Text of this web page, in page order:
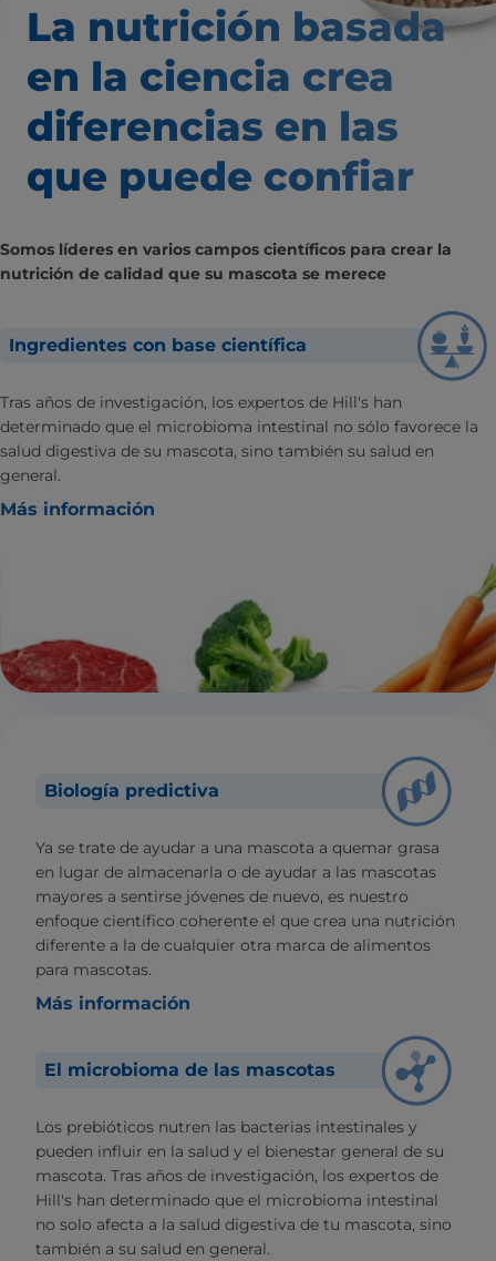
La nutrición basada
en la ciencia crea
diferencias en las
que puede confiar
Somos líderes en varios campos científicos para crear la
nutrición de calidad que su mascota se merece
Ingredientes con base científica
Tras años de investigación, los expertos de Hill's han
determinado que el microbioma intestinal no sólo favorece la
salud digestiva de su mascota, sino también su salud en
general.
Más información
Biología predictiva
Ya se trate de ayudar a una mascota a quemar grasa
en lugar de almacenarla o de ayudar a las mascotas
mayores a sentirse jóvenes de nuevo, es nuestro
enfoque científico coherente el que crea una nutrición
diferente a la de cualquier otra marca de alimentos
para mascotas.
Más información
El microbioma de las mascotas
Los prebióticos nutren las bacterias intestinales y
pueden influir en la salud y el bienestar general de su
mascota. Tras años de investigación, los expertos de
Hill's han determinado que el microbioma intestinal
no solo afecta a la salud digestiva de tu mascota, sino
también a su salud en general.